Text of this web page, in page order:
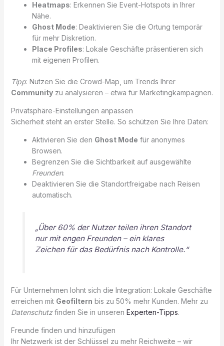
Heatmaps: Erkennen Sie Event-Hotspots in Ihrer
Nähe.
Ghost Mode: Deaktivieren Sie die Ortung temporär
für mehr Diskretion.
Place Profiles: Lokale Geschäfte präsentieren sich
mit eigenen Profilen.
Tipp: Nutzen Sie die Crowd-Map, um Trends Ihrer
Communityzu analysieren – etwa für Marketingkampagnen.
Privatsphäre-Einstellungen anpassen
Sicherheit steht an erster Stelle. So schützen Sie Ihre Daten:
Aktivieren Sie den Ghost Mode für anonymes
Browsen.
Begrenzen Sie die Sichtbarkeit auf ausgewählte
Freunden.
Deaktivieren Sie die Standortfreigabe nach Reisen
automatisch.
„Über 60% der Nutzer teilen ihren Standort
nur mit engen Freunden – ein klares
Zeichen für das Bedürfnis nach Kontrolle.“
Für Unternehmen lohnt sich die Integration: Lokale Geschäfte
erreichen mit Geofiltern bis zu 50% mehr Kunden. Mehr zu
Datenschutzfinden Sie in unseren Experten-Tipps.
Freunde finden und hinzufügen
Ihr Netzwerk ist der Schlüssel zu mehr Reichweite – wir